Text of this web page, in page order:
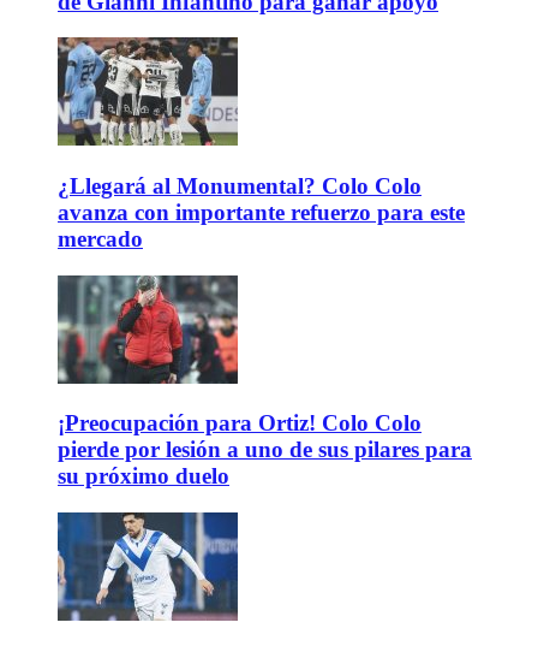
¿Llegará al Monumental? Colo Colo
avanza con importante refuerzo para este
mercado
¡Preocupación para Ortiz! Colo Colo
pierde por lesión a uno de sus pilares para
su próximo duelo